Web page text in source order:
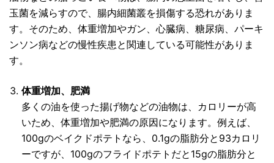
玉菌を減らすので、腸内細菌叢を損傷する恐れがありま
す。そのため、体重増加やガン、心臓病、糖尿病、パーキ
ンソン病などの慢性疾患と関連している可能性がありま
す。
体重増加、肥満
多くの油を使った揚げ物などの油物は、カロリーが高
いため、体重増加や肥満の原因になります。例えば、
100gのベイクドポテトなら、0.1gの脂肪分と93カロリ
ーですが、100gのフライドポテトだと15gの脂肪分と